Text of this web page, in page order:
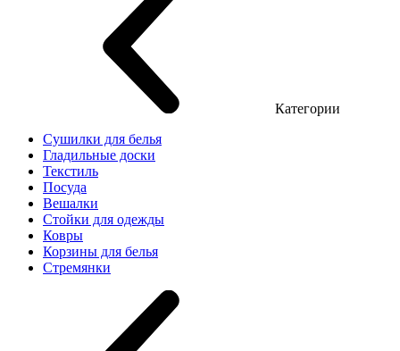
Категории
Сушилки для белья
Гладильные доски
Текстиль
Посуда
Вешалки
Стойки для одежды
Ковры
Корзины для белья
Стремянки